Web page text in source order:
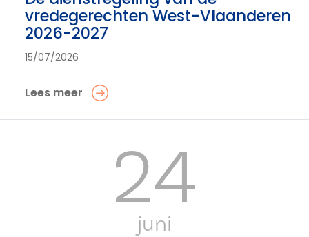
vredegerechten West-Vlaanderen
2026-2027
15/07/2026
Lees meer
24
juni